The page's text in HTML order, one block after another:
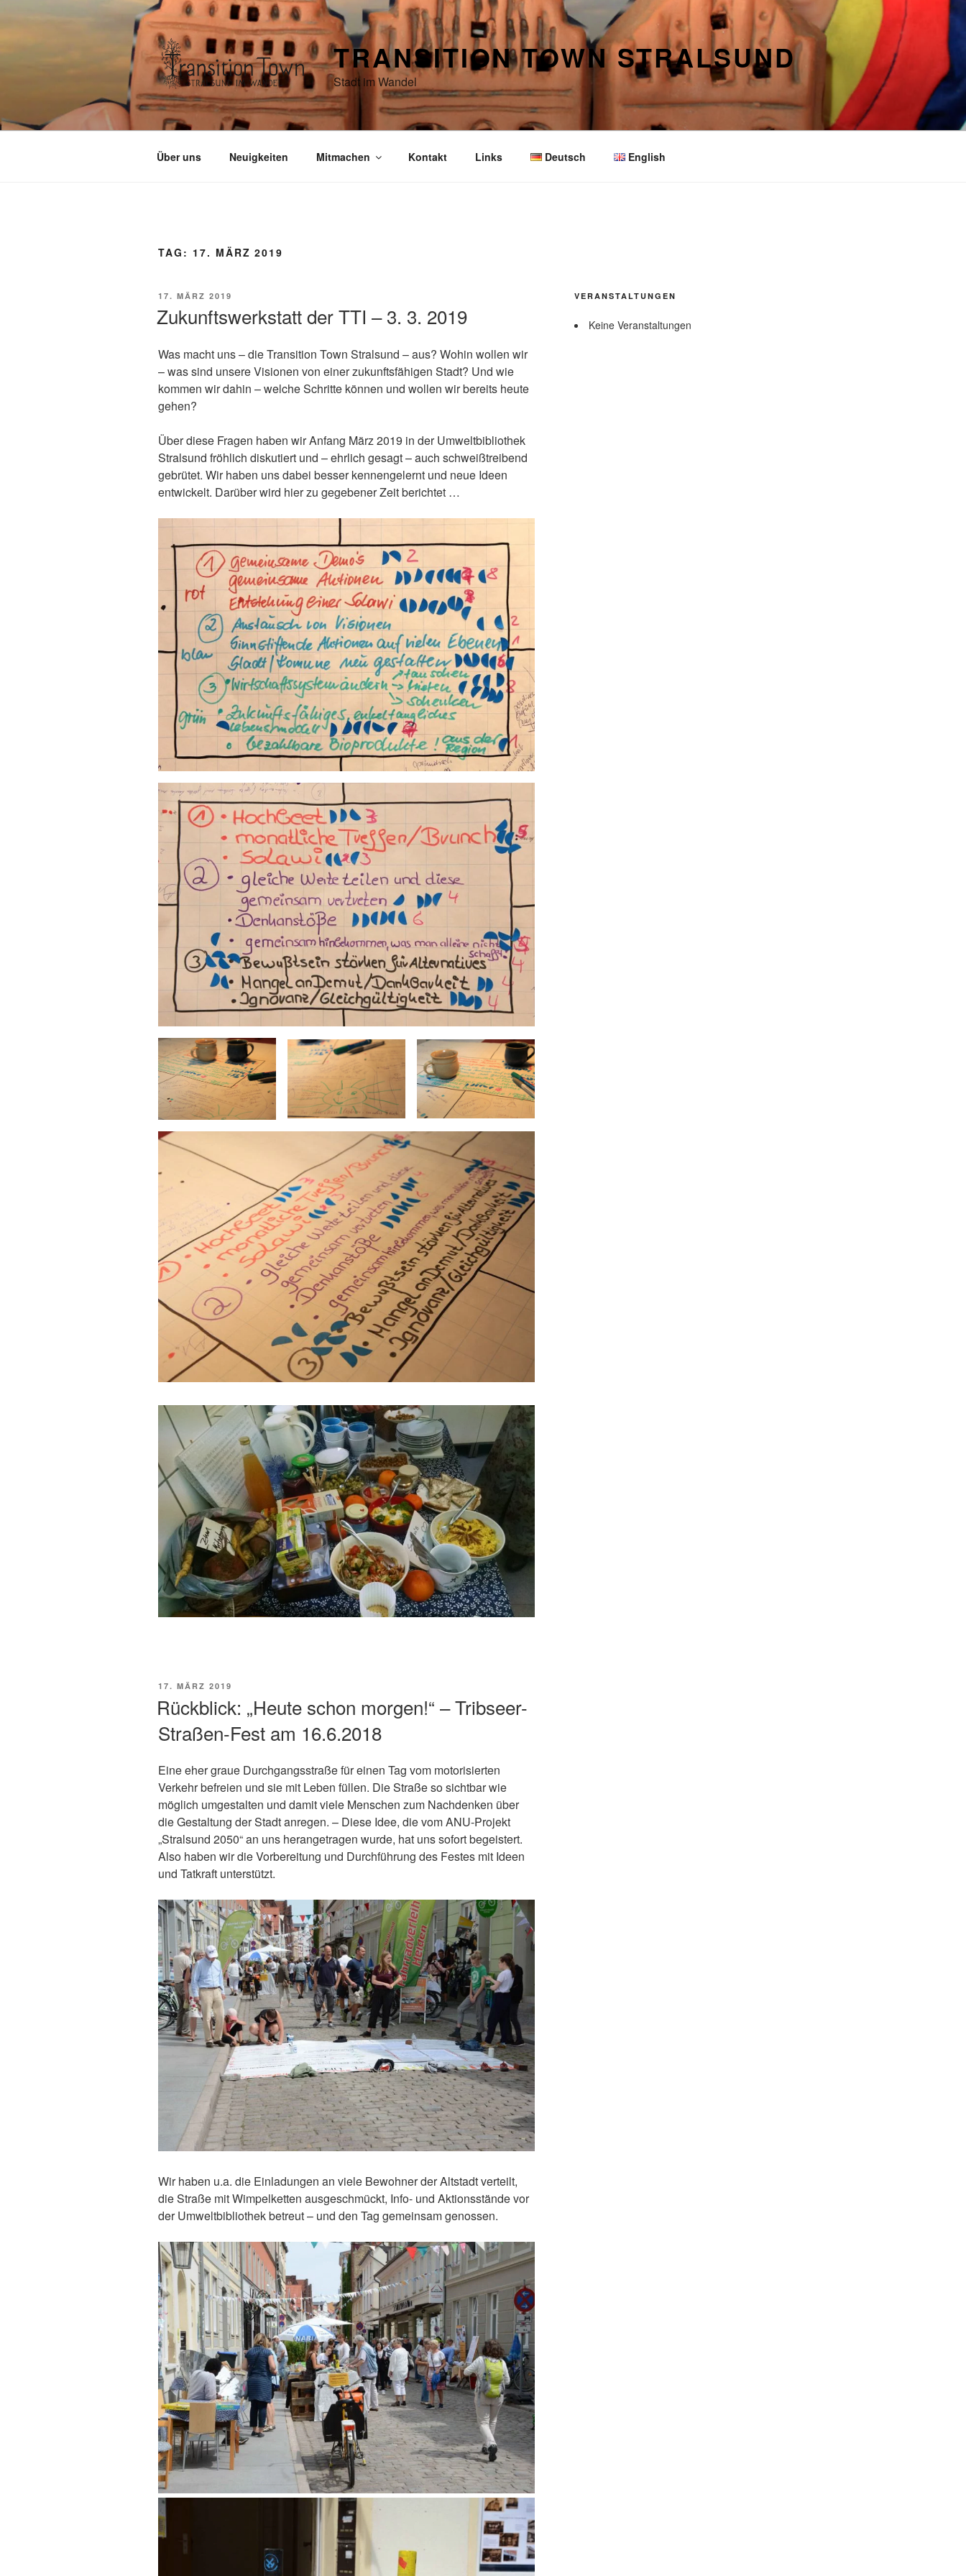
springen
TRANSITION TOWN STRALSUND
Stadt im Wandel
Über uns Neuigkeiten Mitmachen Kontakt Links Deutsch English
TAG: 17. MÄRZ 2019
VERÖFFENTLICHT
17. MÄRZ 2019
Zukunftswerkstatt der TTI – 3. 3. 2019
Was macht uns – die Transition Town Stralsund – aus? Wohin wollen wir
– was sind unsere Visionen von einer zukunftsfähigen Stadt? Und wie
kommen wir dahin – welche Schritte können und wollen wir bereits heute
gehen?
Über diese Fragen haben wir Anfang März 2019 in der Umweltbibliothek
Stralsund fröhlich diskutiert und – ehrlich gesagt – auch schweißtreibend
gebrütet. Wir haben uns dabei besser kennengelernt und neue Ideen
entwickelt. Darüber wird hier zu gegebener Zeit berichtet …
VERÖFFENTLICHT
17. MÄRZ 2019
Rückblick: „Heute schon morgen!“ – Tribseer-
Straßen-Fest am 16.6.2018
Eine eher graue Durchgangsstraße für einen Tag vom motorisierten
Verkehr befreien und sie mit Leben füllen. Die Straße so sichtbar wie
möglich umgestalten und damit viele Menschen zum Nachdenken über
die Gestaltung der Stadt anregen. – Diese Idee, die vom ANU-Projekt
„Stralsund 2050“ an uns herangetragen wurde, hat uns sofort begeistert.
Also haben wir die Vorbereitung und Durchführung des Festes mit Ideen
und Tatkraft unterstützt.
Wir haben u.a. die Einladungen an viele Bewohner der Altstadt verteilt,
die Straße mit Wimpelketten ausgeschmückt, Info- und Aktionsstände vor
der Umweltbibliothek betreut – und den Tag gemeinsam genossen.
VERANSTALTUNGEN
Keine Veranstaltungen